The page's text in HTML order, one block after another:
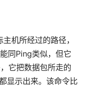
机所经过的路径，
同Ping类似，但它
它把数据包所走的
显示出来。该命令比